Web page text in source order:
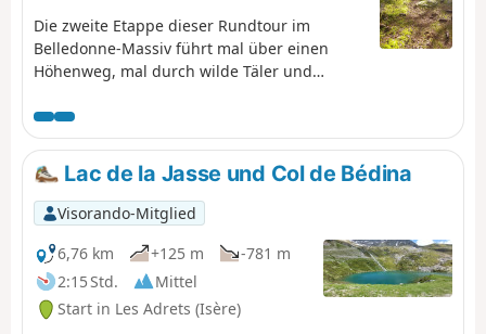
Die zweite Etappe dieser Rundtour im
Belledonne-Massiv führt mal über einen
Höhenweg, mal durch wilde Täler und
umrunden. ⚠️15.06.2026: Ein Hinweis weist
auf einen Erdrutsch am Cul de la Vieille
zwischen den Wegmarkierungen 2 und 3
hin, sodass diese Route nicht begehbar ist.
Man muss über den GR®738 umgehen. Bitte
teilen Sie uns in den Nachrichten mit, wenn
Sie Informationen zur Aufhebung dieses
Hinweises haben.
Lac de la Jasse und Col de Bédina
Visorando-Mitglied
6,76 km
+125 m
-781 m
2:15 Std.
Mittel
Start in Les Adrets (Isère)